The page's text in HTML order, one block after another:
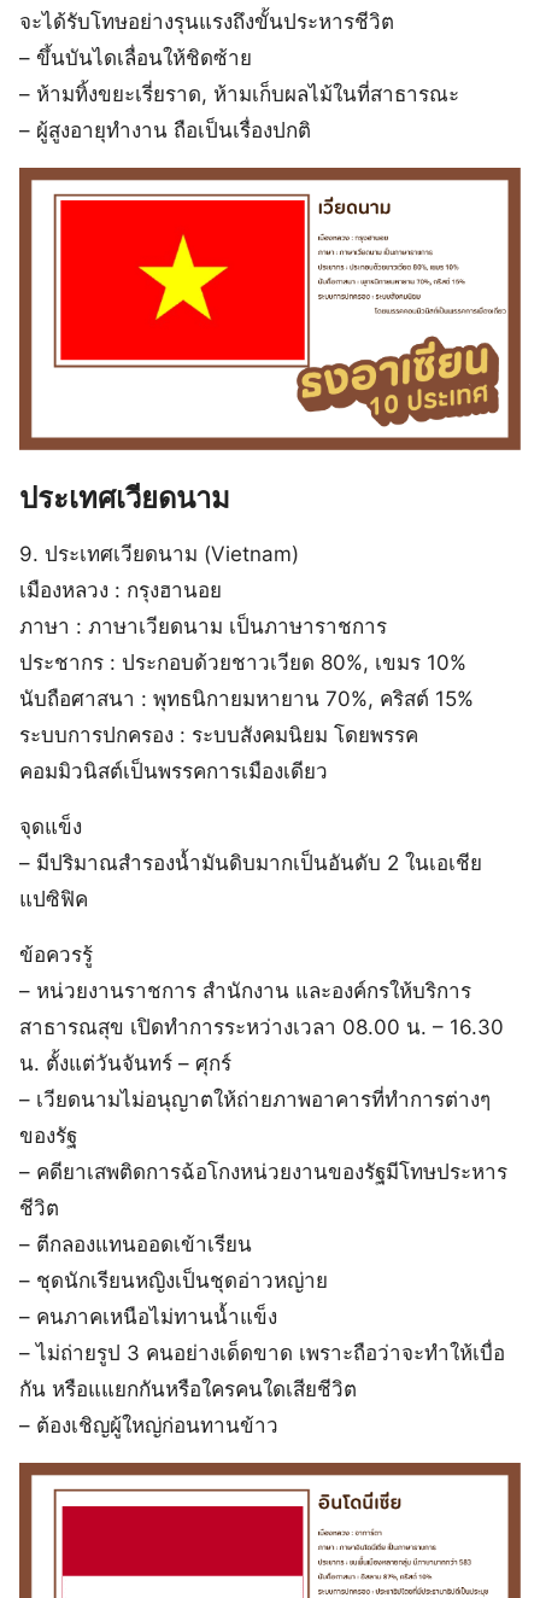
จะได้รับโทษอย่างรุนแรงถึงขั้นประหารชีวิต
– ขึ้นบันไดเลื่อนให้ชิดซ้าย
– ห้ามทิ้งขยะเรี่ยราด, ห้ามเก็บผลไม้ในที่สาธารณะ
– ผู้สูงอายุทำงาน ถือเป็นเรื่องปกติ
ประเทศเวียดนาม
9. ประเทศเวียดนาม (Vietnam)
เมืองหลวง : กรุงฮานอย
ภาษา : ภาษาเวียดนาม เป็นภาษาราชการ
ประชากร : ประกอบด้วยชาวเวียด 80%, เขมร 10%
นับถือศาสนา : พุทธนิกายมหายาน 70%, คริสต์ 15%
ระบบการปกครอง : ระบบสังคมนิยม โดยพรรค
คอมมิวนิสต์เป็นพรรคการเมืองเดียว
จุดแข็ง
– มีปริมาณสำรองน้ำมันดิบมากเป็นอันดับ 2 ในเอเชีย
แปซิฟิค
ข้อควรรู้
– หน่วยงานราชการ สำนักงาน และองค์กรให้บริการ
สาธารณสุข เปิดทำการระหว่างเวลา 08.00 น. – 16.30
น. ตั้งแต่วันจันทร์ – ศุกร์
– เวียดนามไม่อนุญาตให้ถ่ายภาพอาคารที่ทำการต่างๆ
ของรัฐ
– คดียาเสพติดการฉ้อโกงหน่วยงานของรัฐมีโทษประหาร
ชีวิต
– ตีกลองแทนออดเข้าเรียน
– ชุดนักเรียนหญิงเป็นชุดอ่าวหญ่าย
– คนภาคเหนือไม่ทานน้ำแข็ง
– ไม่ถ่ายรูป 3 คนอย่างเด็ดขาด เพราะถือว่าจะทำให้เบื่อ
กัน หรือแแยกกันหรือใครคนใดเสียชีวิต
– ต้องเชิญผู้ใหญ่ก่อนทานข้าว